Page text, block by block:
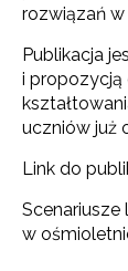
rozwiązań w
Publikacja
i propozycją
uczniów już
Link do
w